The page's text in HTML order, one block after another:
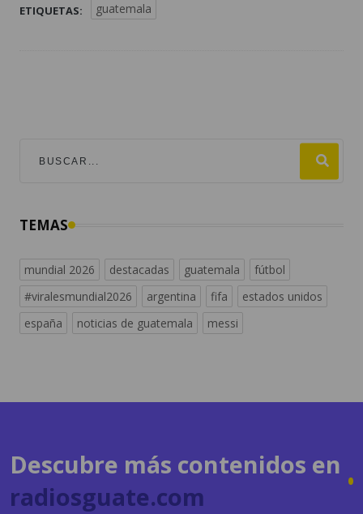
ETIQUETAS: guatemala
TEMAS
mundial 2026 destacadas guatemala
fútbol
#viralesmundial2026
argentina fifa
estados unidos
españa
noticias de guatemala messi
Descubre más contenidos en
radiosguate.com